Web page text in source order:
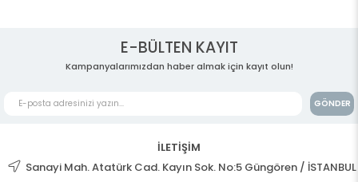
E-BÜLTEN KAYIT
Kampanyalarımızdan haber almak için kayıt olun!
GÖNDER
İLETİŞİM
Sanayi Mah. Atatürk Cad. Kayın Sok. No:5 Güngören / İSTANBUL